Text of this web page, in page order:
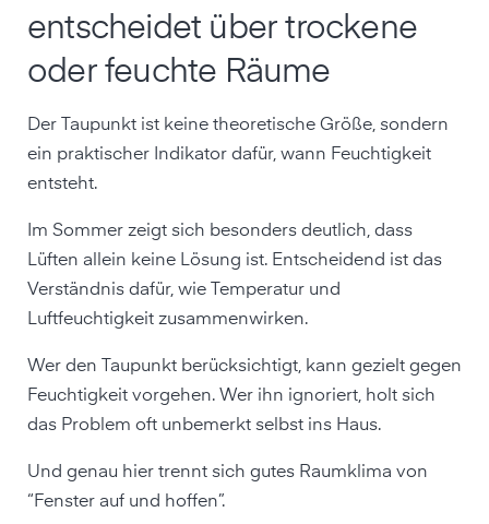
entscheidet über trockene
oder feuchte Räume
Der Taupunkt ist keine theoretische Größe, sondern
ein praktischer Indikator dafür, wann Feuchtigkeit
entsteht.
Im Sommer zeigt sich besonders deutlich, dass
Lüften allein keine Lösung ist. Entscheidend ist das
Verständnis dafür, wie Temperatur und
Luftfeuchtigkeit zusammenwirken.
Wer den Taupunkt berücksichtigt, kann gezielt gegen
Feuchtigkeit vorgehen. Wer ihn ignoriert, holt sich
das Problem oft unbemerkt selbst ins Haus.
Und genau hier trennt sich gutes Raumklima von
“Fenster auf und hoffen”.